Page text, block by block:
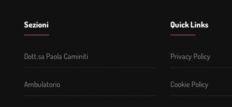
Sezioni
Dott.sa Paola Caminiti
Ambulatorio
Quick Links
Privacy Policy
Cookie Policy